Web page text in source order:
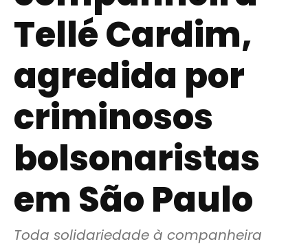
Tellé Cardim,
agredida por
criminosos
bolsonaristas
em São Paulo
Toda solidariedade à companheira